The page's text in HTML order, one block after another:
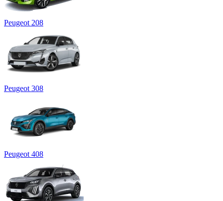
Peugeot 208
Peugeot 308
Peugeot 408